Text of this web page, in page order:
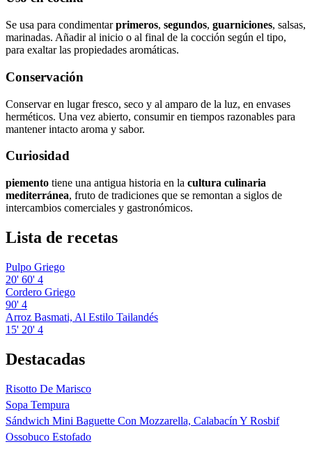
Se usa para condimentarprimeros, segundos, guarniciones, salsas,
marinadas. Añadir al inicio o al final de la cocción según el tipo,
para exaltar las propiedades aromáticas.
Conservación
Conservar en lugar fresco, seco y al amparo de la luz, en envases
herméticos. Una vez abierto, consumir en tiempos razonables para
mantener intacto aroma y sabor.
Curiosidad
piemento tiene una antigua historia en la cultura culinaria
mediterránea, fruto de tradiciones que se remontan a siglos de
intercambios comerciales y gastronómicos.
Lista de recetas
Pulpo Griego
20' 60' 4
Cordero Griego
90' 4
Arroz Basmati, Al Estilo Tailandés
15' 20' 4
Destacadas
Risotto De Marisco
Sopa Tempura
Sándwich Mini Baguette Con Mozzarella, Calabacín Y Rosbif
Ossobuco Estofado